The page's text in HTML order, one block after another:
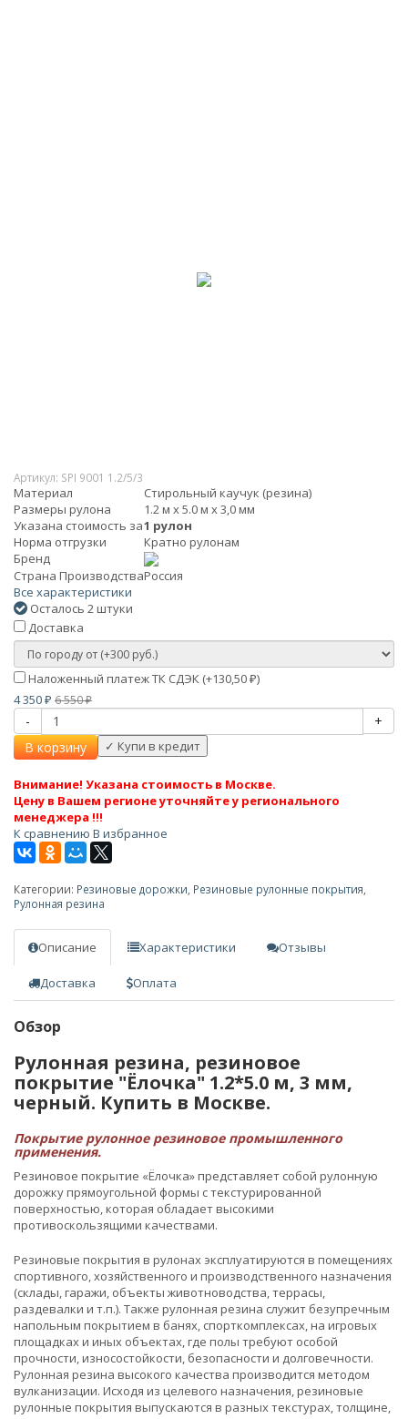
Артикул: SPI 9001 1.2/5/3
Материал
Стирольный каучук (резина)
Размеры рулона
1.2 м х 5.0 м х 3,0 мм
Указана стоимость за1 рулон
Норма отгрузки
Кратно рулонам
Бренд
Страна ПроизводстваРоссия
Все характеристики
Осталось 2 штуки
Доставка
Наложенный платеж ТК СДЭК (+130,50 ₽)
4 350 ₽ 6 550₽
-
+
В корзину
Внимание! Указана стоимость в Москве.
Цену в Вашем регионе уточняйте у регионального
менеджера !!!
К сравнению В избранное
Категории: Резиновые дорожки Резиновые рулонные покрытия
Рулонная резина
Описание Характеристики Отзывы
Доставка Оплата
Обзор
Рулонная резина, резиновое
покрытие "Ёлочка" 1.2*5.0 м, 3 мм,
черный. Купить в Москве.
Покрытие рулонное резиновое промышленного
применения.
Резиновое покрытие «Ёлочка» представляет собой рулонную
дорожку прямоугольной формы с текстурированной
поверхностью, которая обладает высокими
противоскользящими качествами.
Резиновые покрытия в рулонах эксплуатируются в помещениях
спортивного, хозяйственного и производственного назначения
(склады, гаражи, объекты животноводства, террасы,
раздевалки и т.п.). Также рулонная резина служит безупречным
напольным покрытием в банях, спорткомплексах, на игровых
площадках и иных объектах, где полы требуют особой
прочности, износостойкости, безопасности и долговечности.
Рулонная резина высокого качества производится методом
вулканизации. Исходя из целевого назначения, резиновые
рулонные покрытия выпускаются в разных текстурах, толщине,